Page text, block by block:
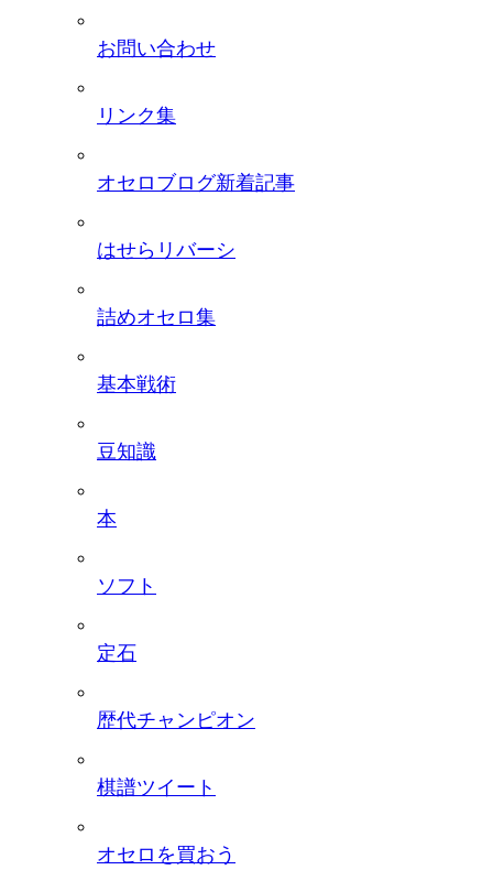
お問い合わせ
リンク集
オセロブログ新着記事
はせらリバーシ
詰めオセロ集
基本戦術
豆知識
本
ソフト
定石
歴代チャンピオン
棋譜ツイート
オセロを買おう